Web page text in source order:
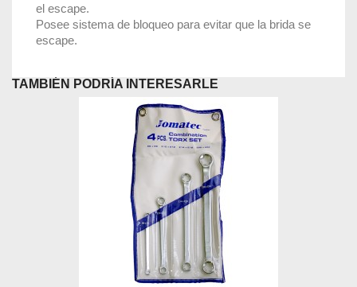
el escape.
Posee sistema de bloqueo para evitar que la brida se
escape.
TAMBIÉN PODRÍA INTERESARLE